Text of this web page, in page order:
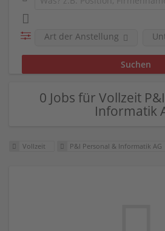
Art der Anstellung
0 Jobs für Vollzeit
Informatik
Vollzeit P&I Personal & Informatik AG